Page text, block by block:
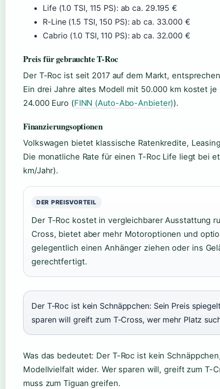
Life (1.0 TSI, 115 PS): ab ca. 29.195 €
R-Line (1.5 TSI, 150 PS): ab ca. 33.000 €
Cabrio (1.0 TSI, 110 PS): ab ca. 32.000 €
Preis für gebrauchte T-Roc
Der T-Roc ist seit 2017 auf dem Markt,
Ein drei Jahre altes Modell mit 50.000 km kostet
24.000 Euro (FINN (Auto-Abo-Anbieter)).
Finanzierungsoptionen
Volkswagen bietet klassische Ratenkredite,
Die monatliche Rate für einen T-Roc Life liegt bei
km/Jahr).
DER PREISVORTEIL
Der T-Roc kostet in vergleichbarer Ausstattung
Cross, bietet aber mehr Motoroptionen und
gelegentlich einen Anhänger ziehen oder ins
gerechtfertigt.
Der T-Roc ist kein Schnäppchen: Sein Preis
sparen will greift zum T-Cross, wer mehr Platz
Was das bedeutet: Der T-Roc ist kein
Modellvielfalt wider. Wer sparen will, greift zum T-
muss zum Tiguan greifen.